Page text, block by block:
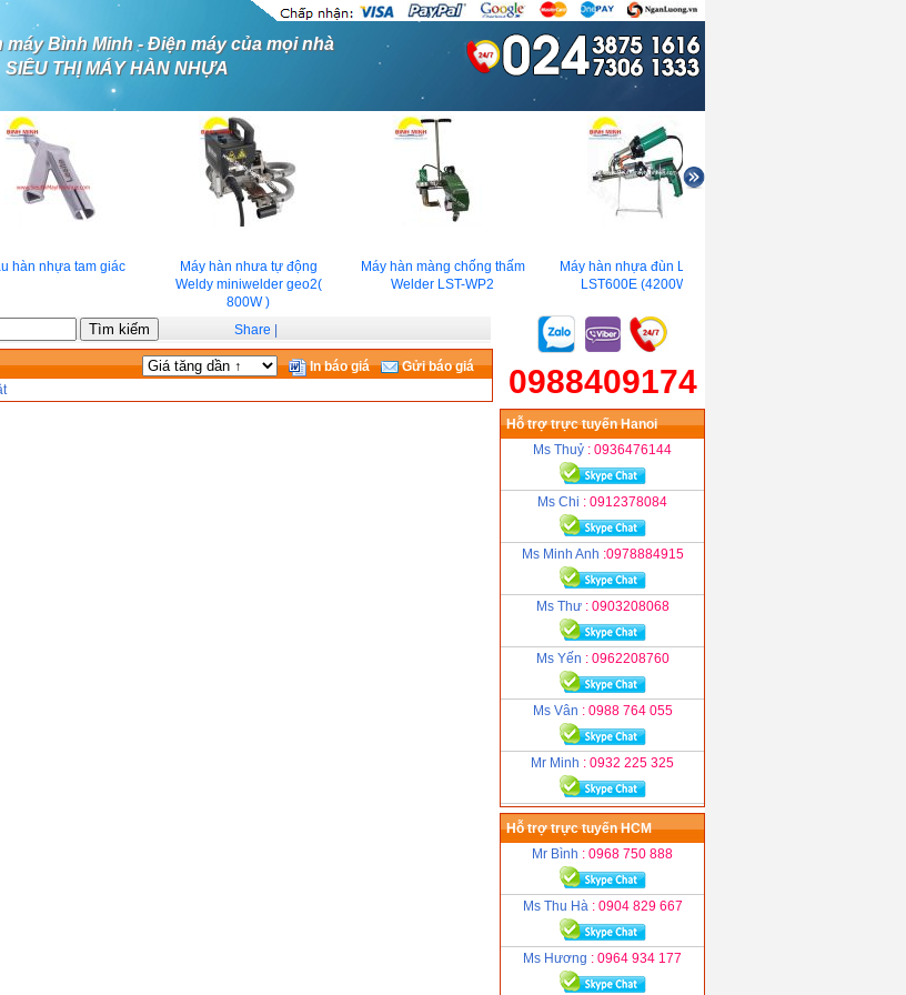
máy Bình Minh - Điện máy của mọi nhà
SIÊU THỊ MÁY HÀN NHỰA
hàn nhựa tam giác
Máy hàn nhưa tự động
Weldy miniwelder geo2(
800W )
Máy hàn màng chống thấm
Welder LST-WP2
Máy hàn nhựa đùn Lesite
LST600E (4200W)
Share
In báo giá
Gửi báo giá
0988409174
Hỗ trợ trực tuyến Hanoi
Ms Thuỷ : 0936476144
Ms Chi : 0912378084
Ms Minh Anh :0978884915
Ms Thư : 0903208068
Ms Yến : 0962208760
Ms Vân : 0988 764 055
Mr Minh : 0932 225 325
Hỗ trợ trực tuyến HCM
Mr Bình : 0968 750 888
Ms Thu Hà : 0904 829 667
Ms Hương : 0964 934 177